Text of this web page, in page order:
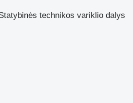
technikos variklio dalys